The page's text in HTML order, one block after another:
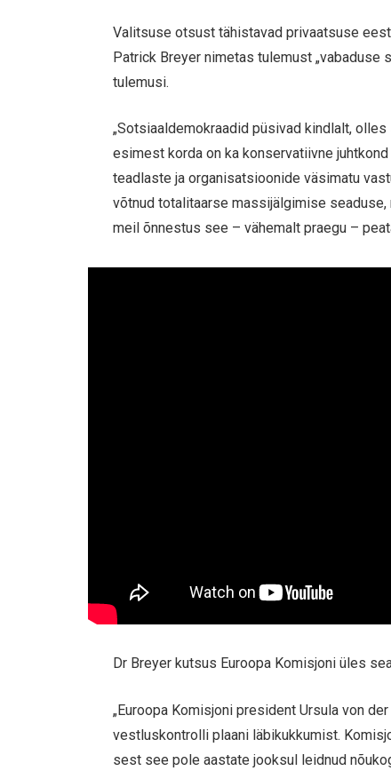
Valitsuse otsust tähistavad privaatsuse
Patrick Breyer nimetas tulemust „vabaduse
tulemusi.
„Sotsiaaldemokraadid püsivad kindlalt,
esimest korda on ka konservatiivne juhtkond
teadlaste ja organisatsioonide väsimatu
võtnud totalitaarse massijälgimise
meil õnnestus see – vähemalt praegu –
Dr Breyer kutsus Euroopa Komisjoni üles
„Euroopa Komisjoni president Ursula von
vestluskontrolli plaani läbikukkumist.
sest see pole aastate jooksul leidnud